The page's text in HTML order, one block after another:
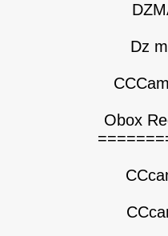
Dz
Obox